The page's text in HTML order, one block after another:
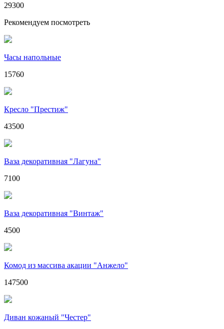
29300
Рекомендуем посмотреть
Часы напольные
15760
Кресло "Престиж"
43500
Ваза декоративная "Лагуна"
7100
Ваза декоративная "Винтаж"
4500
Комод из массива акации "Анжело"
147500
Диван кожаный "Честер"